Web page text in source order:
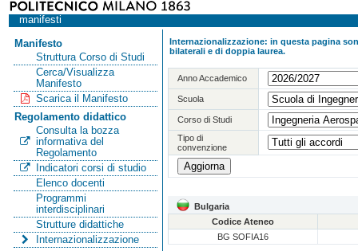
manifesti
Manifesto
Struttura Corso di Studi
Cerca/Visualizza
Manifesto
Scarica il Manifesto
Regolamento didattico
Consulta la bozza
informativa del
Regolamento
Indicatori corsi di studio
Elenco docenti
Programmi
interdisciplinari
Strutture didattiche
Internazionalizzazione
Internazionalizzazione: in questa pagina
bilaterali e di doppia laurea.
Anno Accademico
Scuola
Corso di Studi
Tipo di
convenzione
Bulgaria
Codice Ateneo
BG SOFIA16